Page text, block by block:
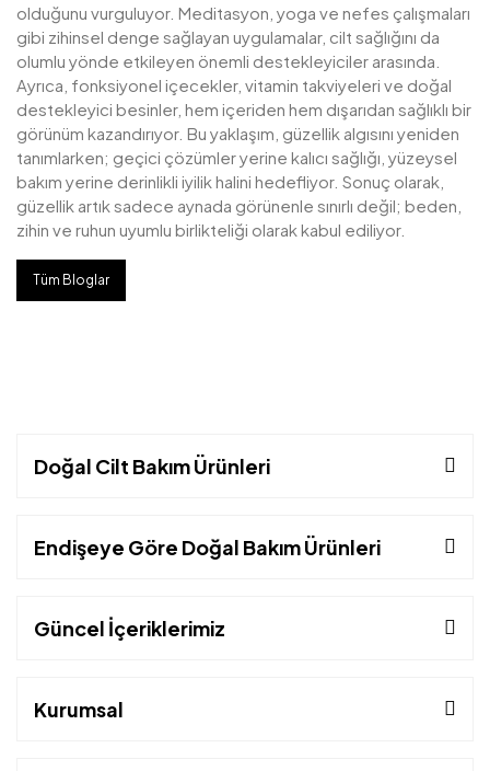
olduğunu vurguluyor. Meditasyon, yoga ve nefes çalışmaları
gibi zihinsel denge sağlayan uygulamalar, cilt sağlığını da
olumlu yönde etkileyen önemli destekleyiciler arasında.
Ayrıca, fonksiyonel içecekler, vitamin takviyeleri ve doğal
destekleyici besinler, hem içeriden hem dışarıdan sağlıklı bir
görünüm kazandırıyor. Bu yaklaşım, güzellik algısını yeniden
tanımlarken; geçici çözümler yerine kalıcı sağlığı, yüzeysel
bakım yerine derinlikli iyilik halini hedefliyor. Sonuç olarak,
güzellik artık sadece aynada görünenle sınırlı değil; beden,
zihin ve ruhun uyumlu birlikteliği olarak kabul ediliyor.
Tüm Bloglar
Doğal Cilt Bakım Ürünleri
Endişeye Göre Doğal Bakım Ürünleri
Güncel İçeriklerimiz
Kurumsal